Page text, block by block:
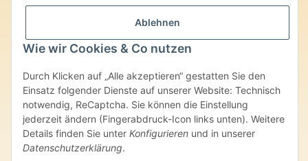
Ablehnen
Wie wir Cookies & Co nutzen
Durch Klicken auf „Alle akzeptieren“ gestatten Sie den
Einsatz folgender Dienste auf unserer Website: Technisch
notwendig, ReCaptcha. Sie können die Einstellung
jederzeit ändern (Fingerabdruck-Icon links unten). Weitere
Details finden Sie unter Konfigurieren und in unserer
Datenschutzerklärung.
Edelsteine und Mineralien werden im esoterischen Bereich
besondere Kräfte und Eigenschaften zugeordnet. Wir weisen
heilender Wirkungen (körperlich-seelisch-mental-geistig) einzelner
überlassenen Unterlagen bisher weder medizinisch anerkannt oder
wissenschaftlich nachweisbar sind. Die gemachten Angaben
beruhen ausschließlich auf Überlieferungen und langjähriger
Erfahrung. Unsere Produkte ersetzen nie den Besuch beim Arzt
oder Heilpraktiker und sind auch kein Medikamentenersatz. Auch
stellen unsere Angaben im ärztlichen Sinne keine Diagnose- oder
Therapieform dar.